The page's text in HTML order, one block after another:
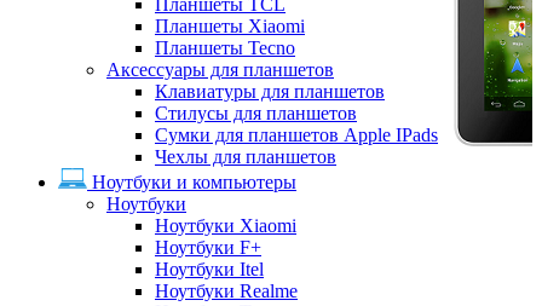
Планшеты TCL
Планшеты Xiaomi
Планшеты Tecno
Аксессуары для планшетов
Клавиатуры для планшетов
Стилусы для планшетов
Сумки для планшетов Apple IPads
Чехлы для планшетов
Ноутбуки и компьютеры
Ноутбуки
Ноутбуки Xiaomi
Ноутбуки F+
Ноутбуки Itel
Ноутбуки Realme